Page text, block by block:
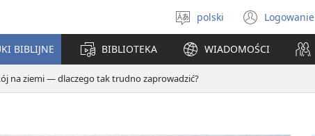
Wybór
języka
polski Logowanie
(opens
new
window)
BIBLIJNE BIBLIOTEKA WIADOMOŚCI
na ziemi — dlaczego tak trudno zaprowadzić?